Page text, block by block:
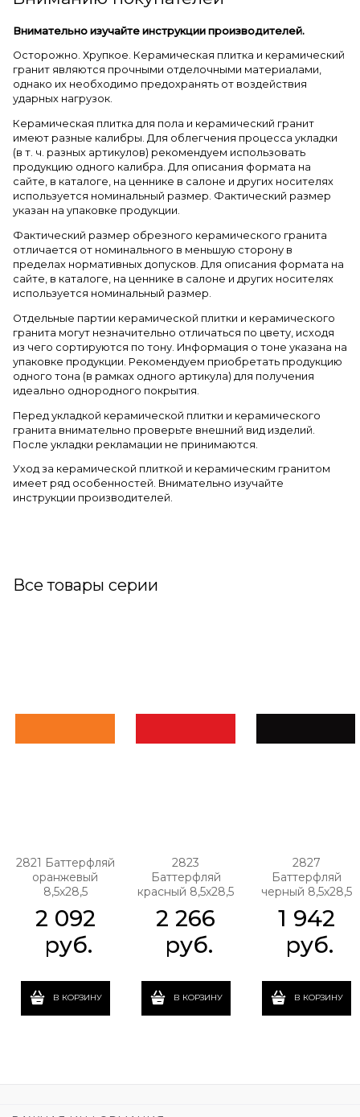
Внимательно изучайте инструкции производителей.
Осторожно. Хрупкое. Керамическая плитка и керамический
гранит являются прочными отделочными материалами,
однако их необходимо предохранять от воздействия
ударных нагрузок.
Керамическая плитка для пола и керамический гранит
имеют разные калибры. Для облегчения процесса укладки
(в т. ч. разных артикулов) рекомендуем использовать
продукцию одного калибра. Для описания формата на
сайте, в каталоге, на ценнике в салоне и других носителях
используется номинальный размер. Фактический размер
указан на упаковке продукции.
Фактический размер обрезного керамического гранита
отличается от номинального в меньшую сторону в
пределах нормативных допусков. Для описания формата на
сайте, в каталоге, на ценнике в салоне и других носителях
используется номинальный размер.
Отдельные партии керамической плитки и керамического
гранита могут незначительно отличаться по цвету, исходя
из чего сортируются по тону. Информация о тоне указана на
упаковке продукции. Рекомендуем приобретать продукцию
одного тона (в рамках одного артикула) для получения
идеально однородного покрытия.
Перед укладкой керамической плитки и керамического
гранита внимательно проверьте внешний вид изделий.
После укладки рекламации не принимаются.
Уход за керамической плиткой и керамическим гранитом
имеет ряд особенностей. Внимательно изучайте
инструкции производителей.
Все товары серии
2821 Баттерфляй
оранжевый
8,5х28,5
2 092
руб.
В КОРЗИНУ
2823
Баттерфляй
красный 8,5х28,5
2 266
руб.
В КОРЗИНУ
2827
Баттерфляй
черный 8,5х28,5
1 942
руб.
В КОРЗИНУ